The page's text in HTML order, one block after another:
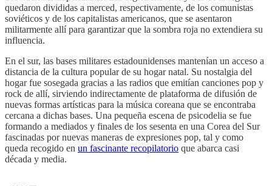
quedaron divididas a merced, respectivamente, de los comunistas
soviéticos y de los capitalistas americanos, que se asentaron
militarmente allí para garantizar que la sombra roja no extendiera su
influencia.
En el sur, las bases militares estadounidenses mantenían un acceso a
distancia de la cultura popular de su hogar natal. Su nostalgia del
hogar fue sosegada gracias a las radios que emitían canciones pop y
rock de allí, sirviendo indirectamente de plataforma de difusión de
nuevas formas artísticas para la música coreana que se encontraba
cercana a dichas bases. Una pequeña escena de psicodelia se fue
formando a mediados y finales de los sesenta en una Corea del Sur
fascinadas por nuevas maneras de expresiones pop, tal y como
queda recogido en un fascinante recopilatorio que abarca casi
década y media.